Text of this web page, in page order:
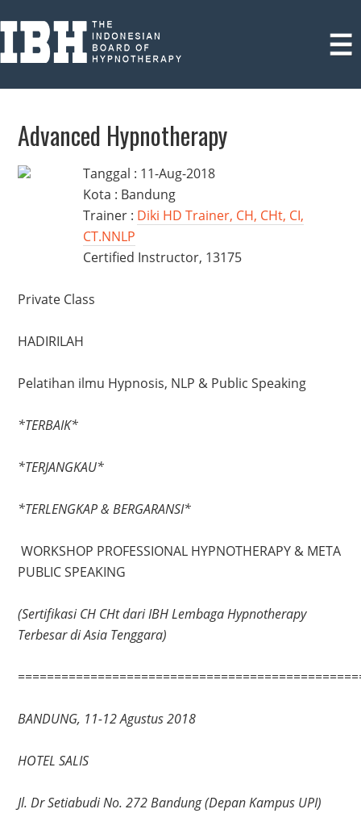
Advanced Hypnotherapy
Tanggal : 11-Aug-2018
Kota : Bandung
Trainer : Diki HD Trainer, CH, CHt, CI,
CT.NNLP
Certified Instructor, 13175
Private Class
HADIRILAH
Pelatihan ilmu Hypnosis, NLP & Public Speaking
*TERBAIK*
*TERJANGKAU*
*TERLENGKAP & BERGARANSI*
WORKSHOP PROFESSIONAL HYPNOTHERAPY & META
PUBLIC SPEAKING
(Sertifikasi CH CHt dari IBH Lembaga Hypnotherapy
Terbesar di Asia Tenggara)
BANDUNG, 11-12 Agustus 2018
HOTEL SALIS
Jl. Dr Setiabudi No. 272 Bandung (Depan Kampus UPI)